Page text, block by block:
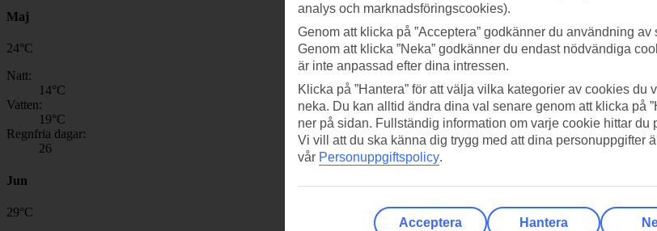
Maj
24°C
Natt:
14°C
Vatten:
19°C
Regnfria dagar:
26
Jun
29°C
analys och marknadsföringscookies).
Genom att klicka på ”Acceptera” godkänner du användning av
Genom att klicka ”Neka” godkänner du endast nödvändiga
är inte anpassad efter dina intressen.
Klicka på ”Hantera” för att välja vilka kategorier av cookies du
neka. Du kan alltid ändra dina val senare genom att klicka på
ner på sidan. Fullständig information om varje cookie hittar du
Vi vill att du ska känna dig trygg med att dina personuppgifter
vår Personuppgiftspolicy.
Acceptera Hantera